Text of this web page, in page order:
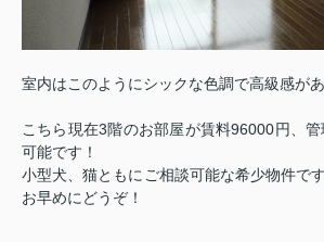
室内はこのようにシックな色調で高級感があ
こちら現在3階のお部屋が賃料96000円、
可能です！
小型犬、猫ともにご相談可能な希少物件で
お早めにどうぞ！